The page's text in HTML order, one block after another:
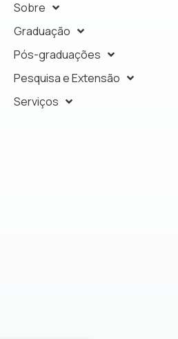
Sobre
Graduação
Pós-graduações
Pesquisa e Extensão
Serviços